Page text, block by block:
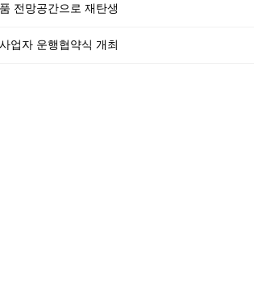
전망공간으로 재탄생
업자 운행협약식 개최